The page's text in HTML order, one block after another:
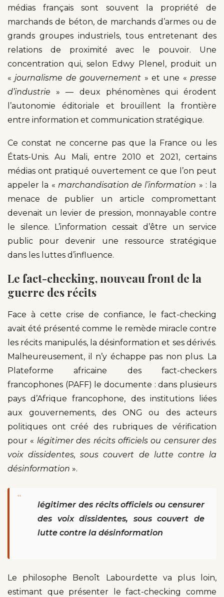
médias français sont souvent la propriété de
marchands de béton, de marchands d’armes ou de
grands groupes industriels, tous entretenant des
relations de proximité avec le pouvoir. Une
concentration qui, selon Edwy Plenel, produit un
« journalisme de gouvernement » et une « presse
d’industrie » — deux phénomènes qui érodent
l’autonomie éditoriale et brouillent la frontière
entre information et communication stratégique.
Ce constat ne concerne pas que la France ou les
États-Unis. Au Mali, entre 2010 et 2021, certains
médias ont pratiqué ouvertement ce que l’on peut
appeler la « marchandisation de l’information » : la
menace de publier un article compromettant
devenait un levier de pression, monnayable contre
le silence. L’information cessait d’être un service
public pour devenir une ressource stratégique
dans les luttes d’influence.
Le fact-checking, nouveau front de la
guerre des récits
Face à cette crise de confiance, le fact-checking
avait été présenté comme le remède miracle contre
les récits manipulés, la désinformation et ses dérivés.
Malheureusement, il n’y échappe pas non plus. La
Plateforme africaine des fact-checkers
francophones (PAFF) le documente : dans plusieurs
pays d’Afrique francophone, des institutions liées
aux gouvernements, des ONG ou des acteurs
politiques ont créé des rubriques de vérification
pour « légitimer des récits officiels ou censurer des
voix dissidentes, sous couvert de lutte contre la
désinformation ».
“
légitimer des récits officiels ou censurer
des voix dissidentes, sous couvert de
lutte contre la désinformation
Le philosophe Benoît Labourdette va plus loin,
estimant que présenter le fact-checking comme